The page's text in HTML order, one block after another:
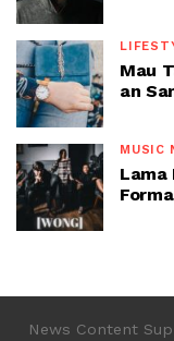
Mau
an
MUSIC
Lama
News Content